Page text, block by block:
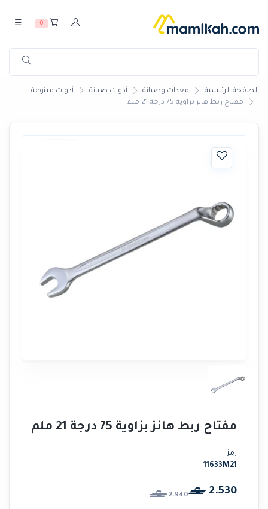
0
☰
الصفحة الرئيسية معدات وصيانة أدوات صيانة
أدوات متنوعة
مفتاح ربط هانز بزاوية 75 درجة 21 ملم
مفتاح ربط هانز بزاوية 75 درجة 21 ملم
رمز :
11633M21
2.530
2.940